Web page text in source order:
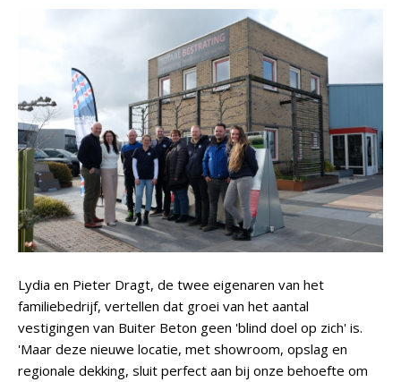
Lydia en Pieter Dragt, de twee eigenaren van het
familiebedrijf, vertellen dat groei van het aantal
vestigingen van Buiter Beton geen 'blind doel op zich' is.
'Maar deze nieuwe locatie, met showroom, opslag en
regionale dekking, sluit perfect aan bij onze behoefte om